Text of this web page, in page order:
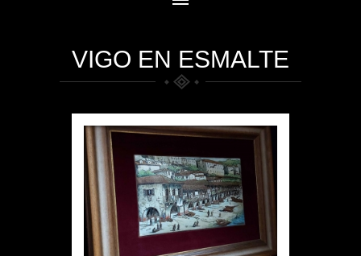
VIGO EN ESMALTE